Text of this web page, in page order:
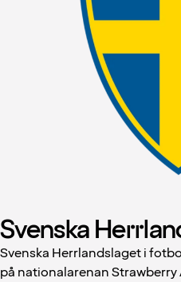
Svenska
Svenska Herrlandslaget i
på nationalarenan Strawberry